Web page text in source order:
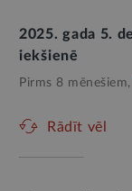
2025. gada 5.
iekšienē
Pirms 8 mēnešiem,
Rādīt vēl